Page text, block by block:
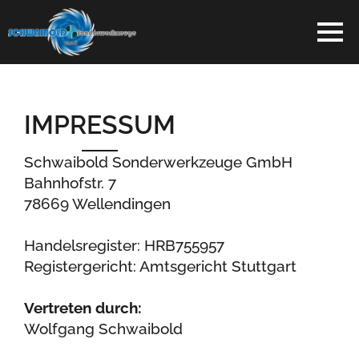
IMPRESSUM
Schwaibold Sonderwerkzeuge GmbH
Bahnhofstr. 7
78669 Wellendingen
Handelsregister: HRB755957
Registergericht: Amtsgericht Stuttgart
Vertreten durch:
Wolfgang Schwaibold